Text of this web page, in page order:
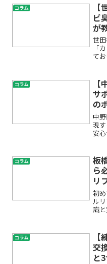
ら
み
コラム
ビ
が
世
「
て
場
し
み
う
コラム
サ
の
ス
中
現
安
区
る
な
「
コラム
板
ら
リ
初
ル
識
た
る
め
て
コラム
交
と